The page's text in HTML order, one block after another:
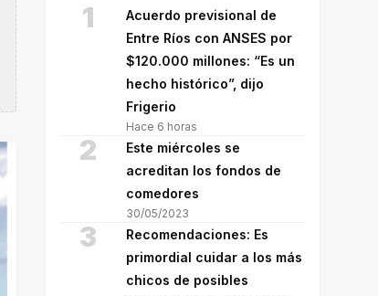
1
Acuerdo previsional de
Entre Ríos con ANSES por
$120.000 millones: “Es un
hecho histórico”, dijo
Frigerio
Hace 6 horas
2
Este miércoles se
acreditan los fondos de
comedores
30/05/2023
3
Recomendaciones: Es
primordial cuidar a los más
chicos de posibles